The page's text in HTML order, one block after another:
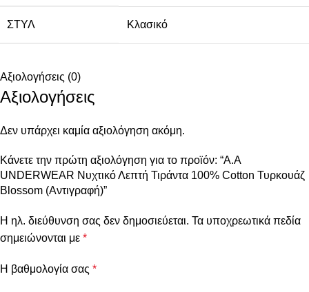
ΣΤΥΛ Κλασικό
Αξιολογήσεις (0)
Αξιολογήσεις
Δεν υπάρχει καμία αξιολόγηση ακόμη.
Κάνετε την πρώτη αξιολόγηση για το προϊόν: “A.A
UNDERWEAR Νυχτικό Λεπτή Τιράντα 100% Cotton Τυρκουάζ
Blossom (Αντιγραφή)”
Η ηλ. διεύθυνση σας δεν δημοσιεύεται. Τα υποχρεωτικά πεδία
σημειώνονται με *
Η βαθμολογία σας *